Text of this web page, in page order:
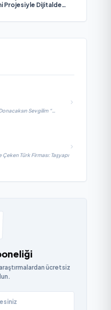
Projesiyle Dijitalde
Sevgilim “
Türk Firması: Taşyapı
ücretsiz